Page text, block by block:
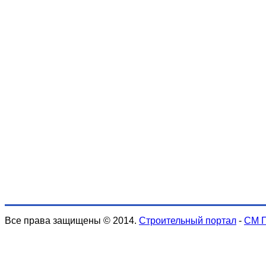
Все права защищены © 2014. Строительный портал - СМ